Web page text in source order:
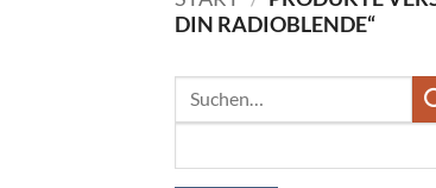
DIN RADIOBLENDE“